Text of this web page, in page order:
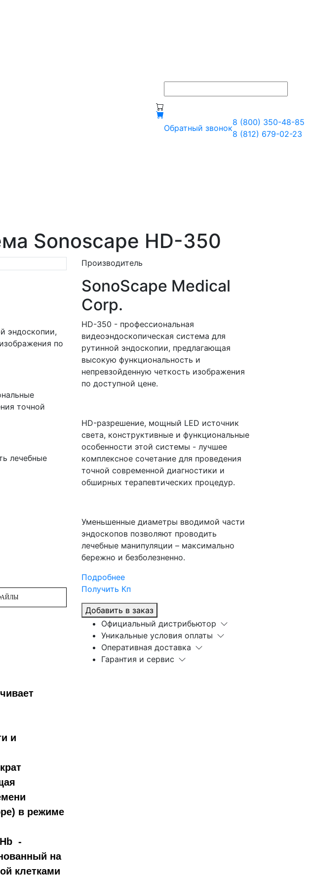
Обратный звонок
8 (800) 350-48-85
8 (812) 679-02-23
Sonoscape HD-350
эндоскопии,
по
точной
лечебные
и
в режиме
-
на
клетками
Производитель
SonoScape Medical
Corp.
HD-350 - профессиональная
видеоэндоскопическая система для
рутинной эндоскопии, предлагающая
высокую функциональность и
непревзойденную четкость изображения
по доступной цене.
HD-разрешение, мощный LED источник
света, конструктивные и функциональные
особенности этой системы - лучшее
комплексное сочетание для проведения
точной современной диагностики и
обширных терапевтических процедур.
Уменьшенные диаметры вводимой части
эндоскопов позволяют проводить
лечебные манипуляции – максимально
бережно и безболезненно.
Подробнее
Получить Кп
Добавить в заказ
Официальный дистрибьютор
Уникальные условия оплаты
Оперативная доставка
Гарантия и сервис